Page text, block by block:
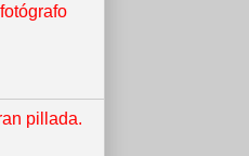
pillada.